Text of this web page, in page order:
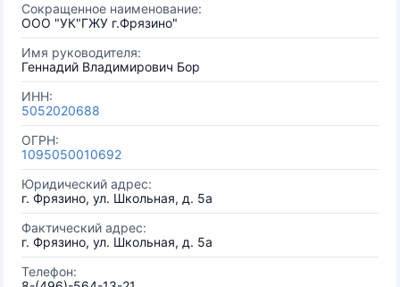
Сокращенное наименование:
ООО "УК"ГЖУ г.Фрязино"
Имя руководителя:
Геннадий Владимирович Бор
ИНН:
5052020688
ОГРН:
1095050010692
Юридический адрес:
г. Фрязино, ул. Школьная, д. 5а
Фактический адрес:
г. Фрязино, ул. Школьная, д. 5а
Телефон: